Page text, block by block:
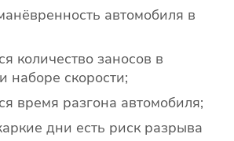
автомобиля в
количество заносов в
наборе скорости;
время разгона автомобиля;
дни есть риск разрыва